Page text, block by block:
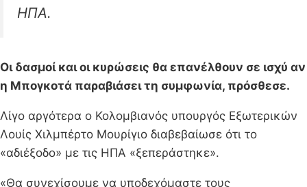
ΗΠΑ.
Οι δασμοί και οι κυρώσεις θα επανέλθουν σε ισχύ αν
η Μπογκοτά παραβιάσει τη συμφωνία, πρόσθεσε.
Λίγο αργότερα ο Κολομβιανός υπουργός Εξωτερικών
Λουίς Χιλμπέρτο Μουρίγιο διαβεβαίωσε ότι το
«αδιέξοδο» με τις ΗΠΑ «ξεπεράστηκε».
«Θα συνεχίσουμε να υποδεχόμαστε τους